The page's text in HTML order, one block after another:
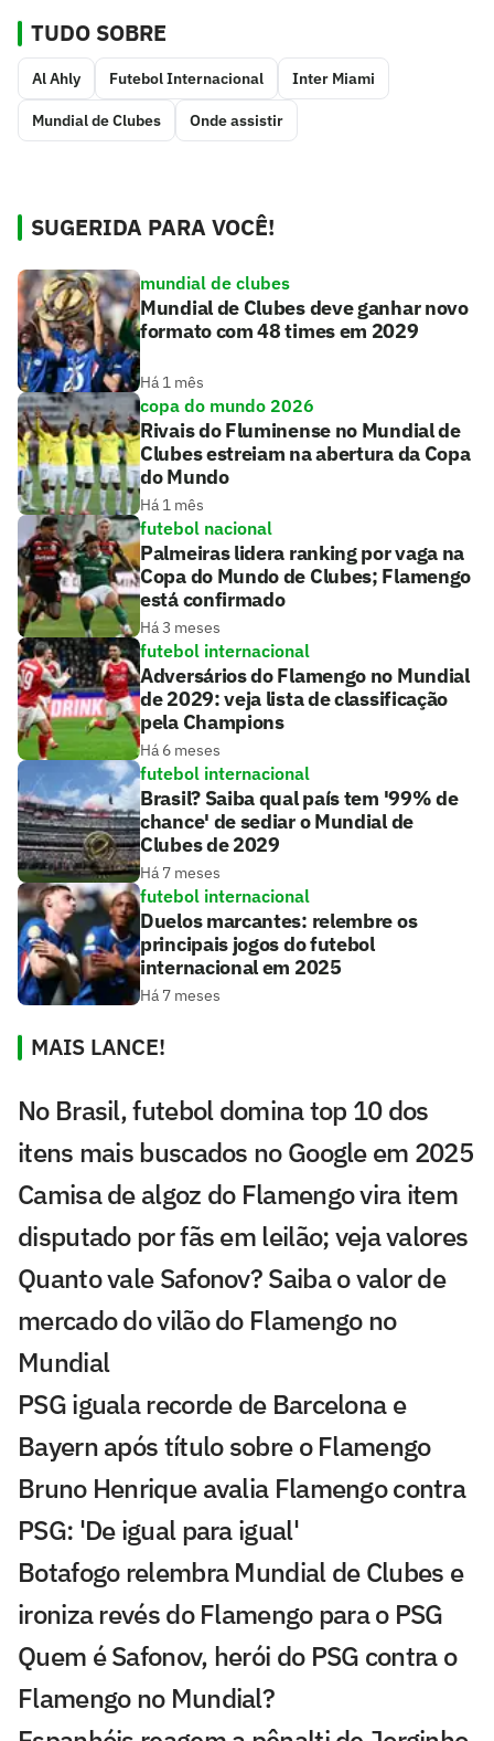
TUDO SOBRE
Al Ahly Futebol Internacional Inter Miami
Mundial de Clubes Onde assistir
SUGERIDA PARA VOCÊ!
mundial de clubes
Mundial de Clubes deve ganhar novo
formato com 48 times em 2029
Há 1 mês
copa do mundo 2026
Rivais do Fluminense no Mundial de
Clubes estreiam na abertura da Copa
do Mundo
Há 1 mês
futebol nacional
Palmeiras lidera ranking por vaga na
Copa do Mundo de Clubes; Flamengo
está confirmado
Há 3 meses
futebol internacional
Adversários do Flamengo no Mundial
de 2029: veja lista de classificação
pela Champions
Há 6 meses
futebol internacional
Brasil? Saiba qual país tem '99% de
chance' de sediar o Mundial de
Clubes de 2029
Há 7 meses
futebol internacional
Duelos marcantes: relembre os
principais jogos do futebol
internacional em 2025
Há 7 meses
MAIS LANCE!
No Brasil, futebol domina top 10 dos
itens mais buscados no Google em 2025
Camisa de algoz do Flamengo vira item
disputado por fãs em leilão; veja valores
Quanto vale Safonov? Saiba o valor de
mercado do vilão do Flamengo no
Mundial
PSG iguala recorde de Barcelona e
Bayern após título sobre o Flamengo
Bruno Henrique avalia Flamengo contra
PSG: 'De igual para igual'
Botafogo relembra Mundial de Clubes e
ironiza revés do Flamengo para o PSG
Quem é Safonov, herói do PSG contra o
Flamengo no Mundial?